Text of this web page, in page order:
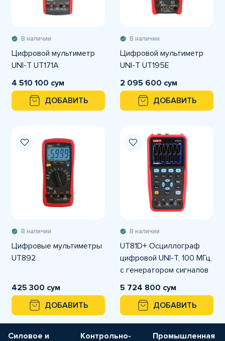
В наличии
Цифровой мультиметр
UNI-T UT171A
4 510 100 сум
ДОБАВИТЬ
В наличии
Цифровой мультиметр
UNI-T UT195E
2 095 600 сум
ДОБАВИТЬ
В наличии
Цифровые мультиметры
UT892
425 300 сум
ДОБАВИТЬ
В наличии
UT81D+ Осциллограф
цифровой UNI-T, 100 МГц,
с генератором сигналов
5 724 800 сум
ДОБАВИТЬ
Силовое и
Контрольно-
Промышленная